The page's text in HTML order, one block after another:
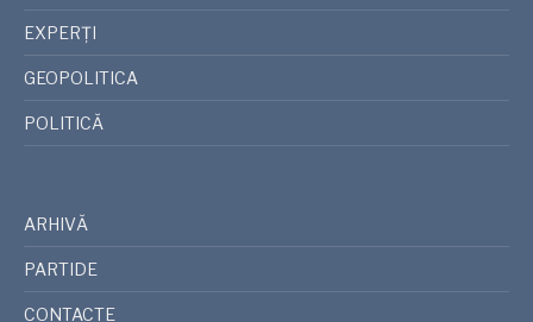
EXPERȚI
GEOPOLITICA
POLITICĂ
ARHIVĂ
PARTIDE
CONTACTE